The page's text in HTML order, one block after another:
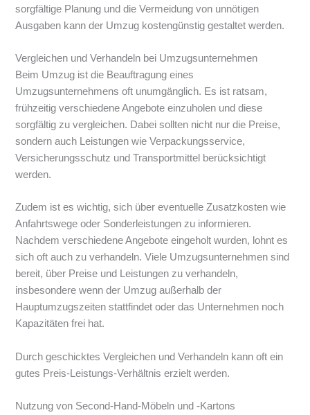
sorgfältige Planung und die Vermeidung von unnötigen
Ausgaben kann der Umzug kostengünstig gestaltet werden.
Vergleichen und Verhandeln bei Umzugsunternehmen
Beim Umzug ist die Beauftragung eines
Umzugsunternehmens oft unumgänglich. Es ist ratsam,
frühzeitig verschiedene Angebote einzuholen und diese
sorgfältig zu vergleichen. Dabei sollten nicht nur die Preise,
sondern auch Leistungen wie Verpackungsservice,
Versicherungsschutz und Transportmittel berücksichtigt
werden.
Zudem ist es wichtig, sich über eventuelle Zusatzkosten wie
Anfahrtswege oder Sonderleistungen zu informieren.
Nachdem verschiedene Angebote eingeholt wurden, lohnt es
sich oft auch zu verhandeln. Viele Umzugsunternehmen sind
bereit, über Preise und Leistungen zu verhandeln,
insbesondere wenn der Umzug außerhalb der
Hauptumzugszeiten stattfindet oder das Unternehmen noch
Kapazitäten frei hat.
Durch geschicktes Vergleichen und Verhandeln kann oft ein
gutes Preis-Leistungs-Verhältnis erzielt werden.
Nutzung von Second-Hand-Möbeln und -Kartons